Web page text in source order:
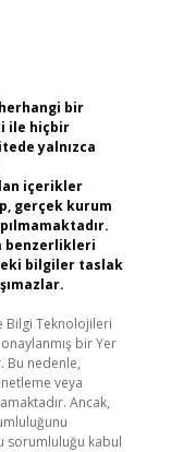
bir
ile hiçbir
yalnızca
içerikler
gerçek kurum
benzerlikleri
bilgiler taslak
Bilgi Teknolojileri
bir Yer
Bu nedenle,
veya
Ancak,
sorumluluğu kabul